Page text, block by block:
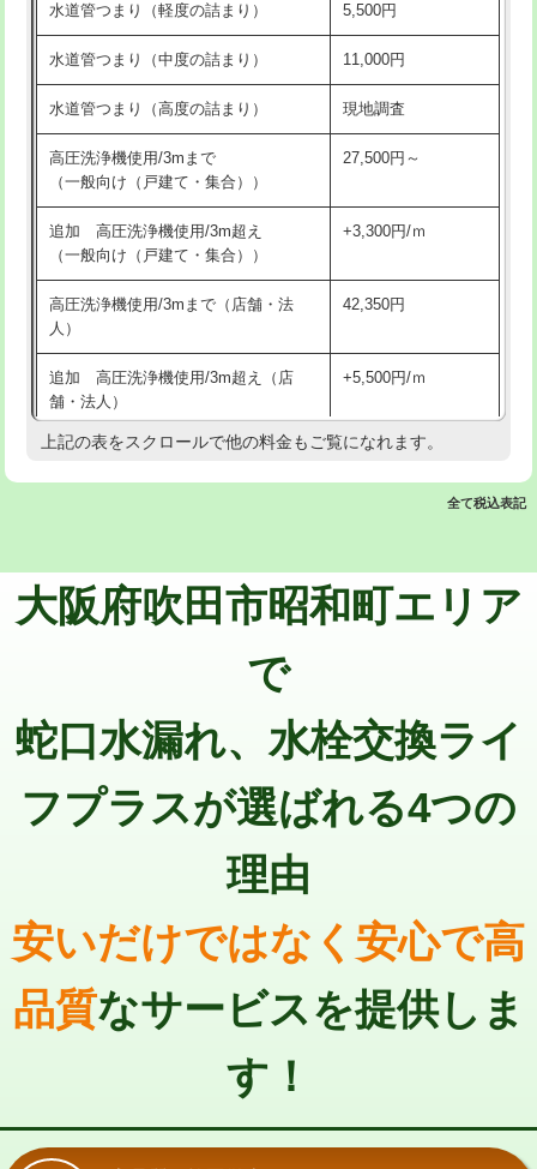
洗面台設置 38,500円
化粧台設置 22,000円
追加人工 16,500円
廃棄・処分 現場見積
※給水管工事は20mmまでの価格です。
交換・取付(排水栓・排水トラップ
22,000円+材料費
持込商品取付（混合水栓）
持込商品取付（浄水器・分岐水栓） 16,500円
業）
排水管工事（追加 排水管工事/3ｍ超
え）
マス交換（土の掘削・埋め戻し作業） 11,000円~
マス交換（深さ50㎝以上） 66,000円
コンクリート斫り（厚さ10㎝超え）
モルタル補修（厚さ10㎝まで） 27,500円
モルタル補修（厚さ10㎝超え）
追加人工 16,500円
水道管つまり（軽度の詰まり） 5,500円
水道管つまり（中度の詰まり） 11,000円
水道管つまり（高度の詰まり） 現地調査
高圧洗浄機使用/3mまで
（一般向け（戸建て・集合））
27,500円～
追加 高圧洗浄機使用/3m超え
（一般向け（戸建て・集合））
+3,300円/ｍ
高圧洗浄機使用/3mまで（店舗・法
人）
42,350円
追加 高圧洗浄機使用/3m超え（店
舗・法人）
+5,500円/ｍ
高度高圧洗浄換 現地調査
追加トーラー機使用/3m超え +3,300円
止水・漏水調査・防水処理・清掃・修
11,000円
止水・漏水調査・防水処理・清掃・修
22,000円
止水・漏水調査・防水処理・清掃・修
その他部品の脱着 8,800円～
交換・取付（タンク） 22,000円+材料費
交換・取付(単水栓（壁付・デッキ
式・ワンホール）)
上記の表をスクロールで他の料金もご覧になれます。
全て税込表記
大阪府吹田市昭和町エリア
で
蛇口水漏れ、水栓交換ライ
フプラスが選ばれる4つの
理由
安いだけではなく安心で高
品質なサービスを提供しま
す！